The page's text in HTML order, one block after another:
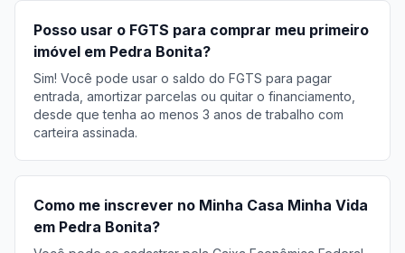
Posso usar o FGTS para comprar meu primeiro
imóvel em Pedra Bonita?
Sim! Você pode usar o saldo do FGTS para pagar
entrada, amortizar parcelas ou quitar o financiamento,
desde que tenha ao menos 3 anos de trabalho com
carteira assinada.
Como me inscrever no Minha Casa Minha Vida
em Pedra Bonita?